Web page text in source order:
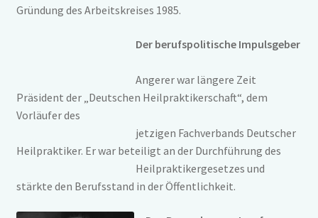
Gründung des Arbeitskreises 1985.
Der berufspolitische Impulsgeber
Angerer war längere Zeit
Präsident der „Deutschen Heilpraktikerschaft“, dem
Vorläufer des
jetzigen Fachverbands Deutscher
Heilpraktiker. Er war beteiligt an der Durchführung des
Heilpraktikergesetzes und
stärkte den Berufsstand in der Öffentlichkeit.